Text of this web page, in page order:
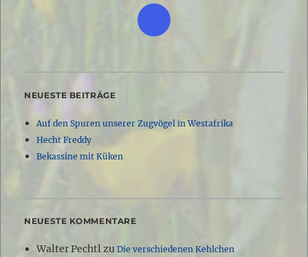
NEUESTE BEITRÄGE
Auf den Spuren unserer Zugvögel in Westafrika
Hecht Freddy
Bekassine mit Küken
NEUESTE KOMMENTARE
Walter Pechtlzu Die verschiedenen Kehlchen